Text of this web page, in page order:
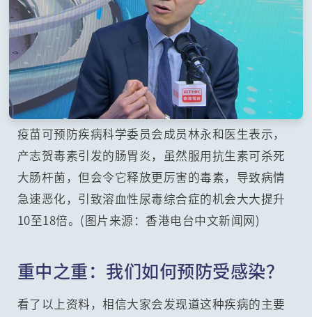
疫苗可预防疾病科学委员会成员林永和医生表示，
产志贺毒素引发的肠胃炎，虽然服用抗生素可杀死
大肠杆菌，但会令它释放更厉害的毒素，导致病情
急速恶化，引致溶血性尿毒综合症的机会大大提升
10至18倍。(图片来源：香港电台中文新闻网)
重中之重：我们如何预防受感染？
看了以上资料，相信大家会发现道这种疾病的主要